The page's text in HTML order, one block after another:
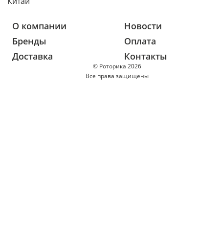
© Роторика 2026
Все права защищены
О компании
Новости
Бренды
Оплата
Доставка
Контакты